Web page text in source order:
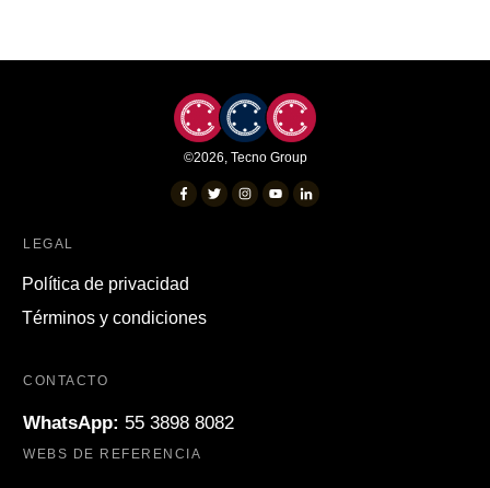
©2026, Tecno Group
LEGAL
Política de privacidad
Términos y condiciones
CONTACTO
WhatsApp: 55 3898 8082
WEBS DE REFERENCIA